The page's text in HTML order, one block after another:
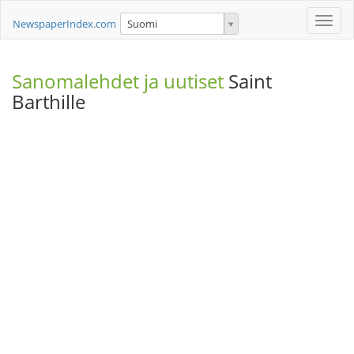
Toggle
NewspaperIndex.com Suomi
Sanomalehdet ja uutiset Saint
Barthille